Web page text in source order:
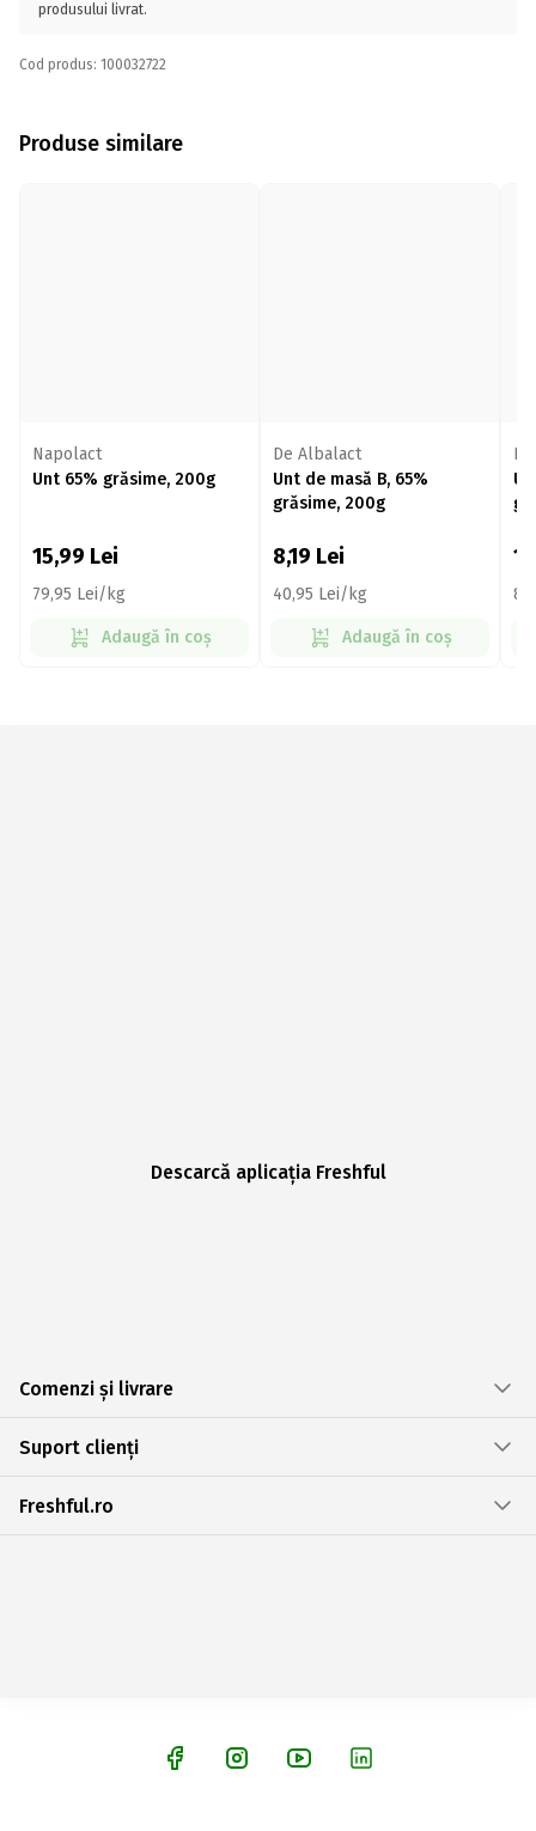
produsului livrat.
Cod produs: 100032722
Produse similare
Napolact
Unt 65% grăsime, 200g
15,99 Lei
79,95 Lei/kg
Adaugă în coș
De Albalact
Unt de masă B, 65%
grăsime, 200g
8,19 Lei
40,95 Lei/kg
Adaugă în coș
Descarcă aplicația Freshful
Comenzi și livrare
Suport clienți
Freshful.ro